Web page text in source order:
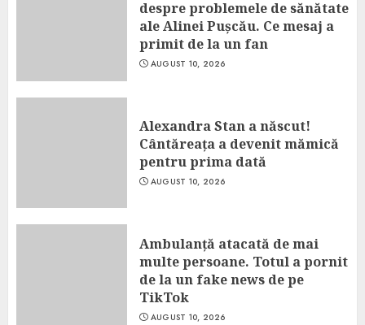
despre problemele de sănătate
ale Alinei Pușcău. Ce mesaj a
primit de la un fan
AUGUST 10, 2026
Alexandra Stan a născut!
Cântăreața a devenit mămică
pentru prima dată
AUGUST 10, 2026
Ambulanță atacată de mai
multe persoane. Totul a pornit
de la un fake news de pe
TikTok
AUGUST 10, 2026